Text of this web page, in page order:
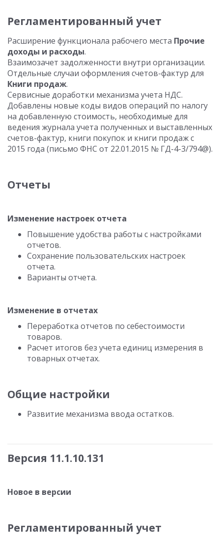
Регламентированный учет
Расширение функционала рабочего места Прочие
доходы и расходы.
Взаимозачет задолженности внутри организации.
Отдельные случаи оформления счетов-фактур для
Книги продаж.
Сервисные доработки механизма учета НДС.
Добавлены новые коды видов операций по налогу
на добавленную стоимость, необходимые для
ведения журнала учета полученных и выставленных
счетов-фактур, книги покупок и книги продаж с
2015 года (письмо ФНС от 22.01.2015 № ГД-4-3/794@).
Отчеты
Изменение настроек отчета
Повышение удобства работы с настройками
отчетов.
Сохранение пользовательских настроек
отчета.
Варианты отчета.
Изменение в отчетах
Переработка отчетов по себестоимости
товаров.
Расчет итогов без учета единиц измерения в
товарных отчетах.
Общие настройки
Развитие механизма ввода остатков.
Версия 11.1.10.131
Новое в версии
Регламентированный учет